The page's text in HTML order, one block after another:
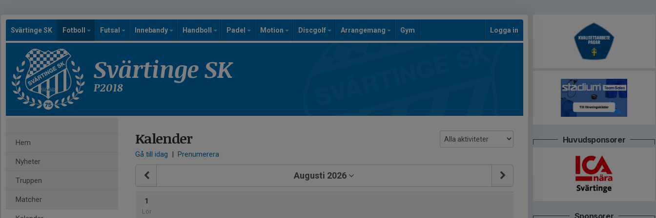
Svärtinge SK Fotboll Futsal Innebandy Handboll Padel Motion Discgolf Arrangemang Gym Logga in
Svärtinge SK
P2018
Hem
Nyheter
Truppen
Matcher
Kalender
Gå till idag | Prenumerera
Augusti 2026
1
Lör
Huvudsponsorer
Sponsorer